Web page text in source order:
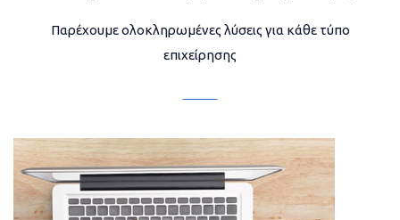
Παρέχουμε ολοκληρωμένες λύσεις για κάθε τύπο
επιχείρησης